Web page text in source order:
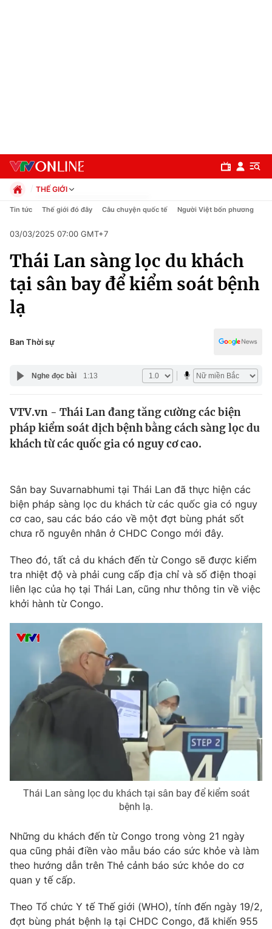
Chuyên mục
Chính trị
Xã hội
Pháp luật
Y tế
Thế giới
Tin tức
Câu chuyện quốc tế
Kinh tế
Thị trường
Góc doanh nghiệp
Dữ liệu và đời sống
Truyền hình
Hậu trường
Nhân vật
Khán giả
Giải sao mai
Giải trí
Điện ảnh
Âm nhạc
Sao
Đời sống
Làm đẹp
Chất lượng cuộc sống
Học trực tuyến
Công nghệ
Hitech Công nghệ tương lai
Sản phẩm
Thị trường
Tư vấn
Giao lưu trực tuyến
Lịch phát sóng
Emagazine Podcast
Photo Infographic
Video Shorts video
VTV Money VTV Thể thao
THẾ GIỚI
Chính trị
Pháp luật
Kinh tế
Thể thao
Truyền hình
Công nghệ
Tin tức Thế giới đó đây Câu chuyện quốc tế Người Việt bốn phương
03/03/2025 07:00 GMT+7
Thái Lan sàng lọc du khách
tại sân bay để kiểm soát bệnh
lạ
Ban Thời sự
Nghe đọc bài 1:13
VTV.vn - Thái Lan đang tăng cường các biện
pháp kiểm soát dịch bệnh bằng cách sàng lọc du
khách từ các quốc gia có nguy cơ cao.
Sân bay Suvarnabhumi tại Thái Lan đã thực hiện các
biện pháp sàng lọc du khách từ các quốc gia có nguy
cơ cao, sau các báo cáo về một đợt bùng phát sốt
chưa rõ nguyên nhân ở CHDC Congo mới đây.
Theo đó, tất cả du khách đến từ Congo sẽ được kiểm
tra nhiệt độ và phải cung cấp địa chỉ và số điện thoại
liên lạc của họ tại Thái Lan, cũng như thông tin về việc
khởi hành từ Congo.
Thái Lan sàng lọc du khách tại sân bay để kiểm soát
bệnh lạ.
Những du khách đến từ Congo trong vòng 21 ngày
qua cũng phải điền vào mẫu báo cáo sức khỏe và làm
theo hướng dẫn trên Thẻ cảnh báo sức khỏe do cơ
quan y tế cấp.
Theo Tổ chức Y tế Thế giới (WHO), tính đến ngày 19/2,
đợt bùng phát bệnh lạ tại CHDC Congo, đã khiến 955